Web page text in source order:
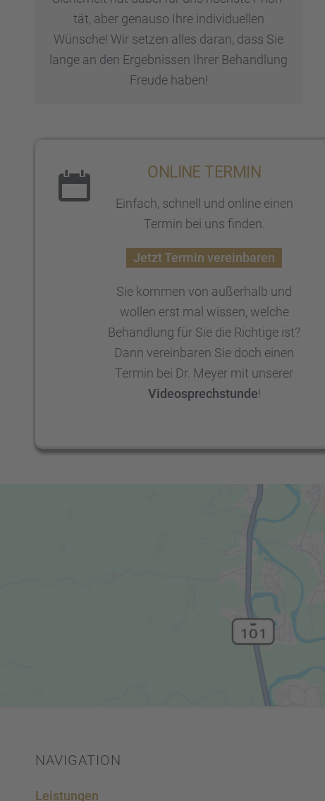
tät, aber genauso Ihre indivi­du­el­len
Wünsche! Wir setzen alles daran, dass Sie
lange an den Ergeb­nis­sen Ihrer Behand­lung
Freude haben!
ONLINE TERMIN
Einfach, schnell und online einen
Termin bei uns finden.
Jetzt Termin verein­ba­ren
Sie kommen von außer­halb und
wollen erst mal wissen, welche
Behand­lung für Sie die Richtige ist?
Dann verein­ba­ren Sie doch einen
Termin bei Dr. Meyer mit unserer
Video­sprech­stunde!
NAVIGA­TION
Leistun­gen